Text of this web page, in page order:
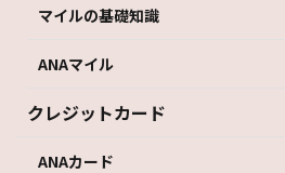
マイルの基礎知識
ANAマイル
クレジットカード
ANAカード